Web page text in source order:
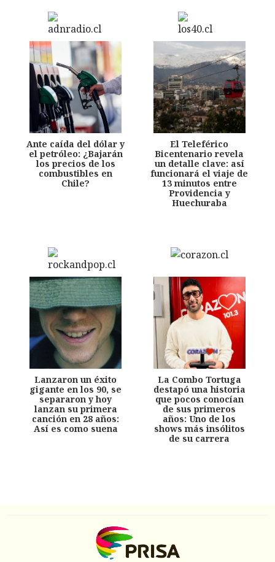
Ante caída del dólar y
el petróleo: ¿Bajarán
los precios de los
combustibles en
Chile?
El Teleférico
Bicentenario revela
un detalle clave: así
funcionará el viaje de
13 minutos entre
Providencia y
Huechuraba
Lanzaron un éxito
gigante en los 90, se
separaron y hoy
lanzan su primera
canción en 28 años:
Así es como suena
La Combo Tortuga
destapó una historia
que pocos conocían
de sus primeros
años: Uno de los
shows más insólitos
de su carrera